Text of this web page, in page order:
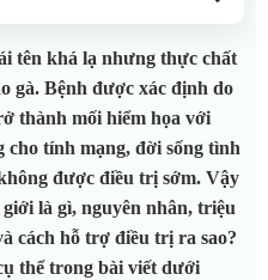
tên khá lạ nhưng thực chất
gà. Bệnh được xác định do
thành mối hiểm họa với
tính mạng, đời sống tình
được điều trị sớm. Vậy
là gì, nguyên nhân, triệu
cách hỗ trợ điều trị ra sao?
thể trong bài viết dưới